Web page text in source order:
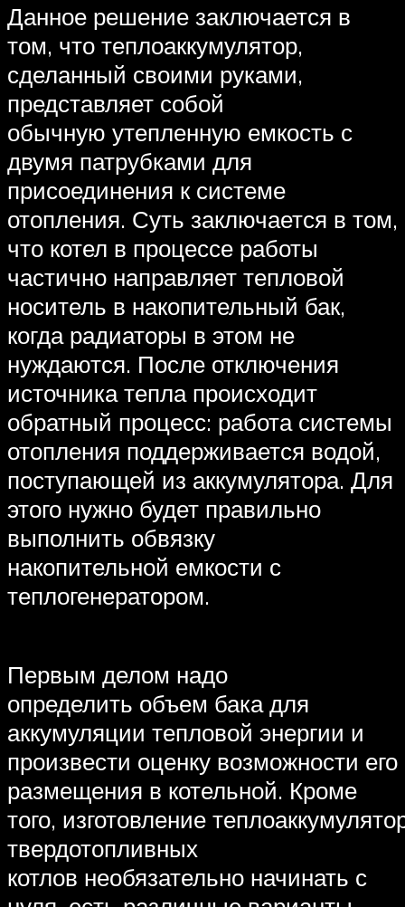
Данное решение заключается в
том, что теплоаккумулятор,
сделанный своими руками,
представляет собой
обычную утепленную емкость с
двумя патрубками для
присоединения к системе
отопления. Суть заключается в том,
что котел в процессе работы
частично направляет тепловой
носитель в накопительный бак,
когда радиаторы в этом не
нуждаются. После отключения
источника тепла происходит
обратный процесс: работа системы
отопления поддерживается водой,
поступающей из аккумулятора. Для
этого нужно будет правильно
выполнить обвязку
накопительной емкости с
теплогенератором.
Первым делом надо
определить объем бака для
аккумуляции тепловой энергии и
произвести оценку возможности его
размещения в котельной. Кроме
того, изготовление
твердотопливных
котлов необязательно начинать с